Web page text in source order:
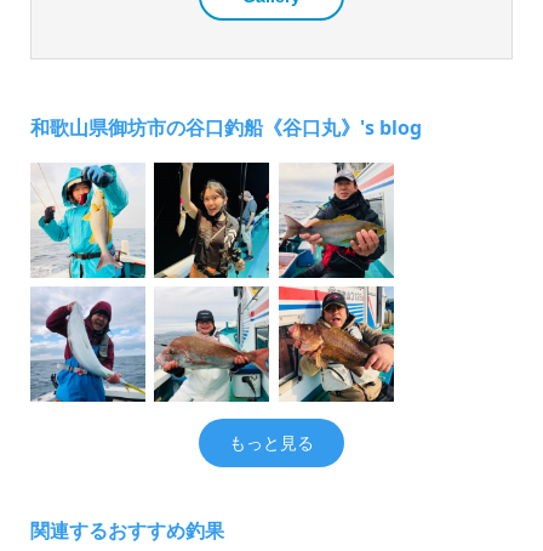
和歌山県御坊市の谷口釣船《谷口丸》's blog
もっと見る
関連するおすすめ釣果